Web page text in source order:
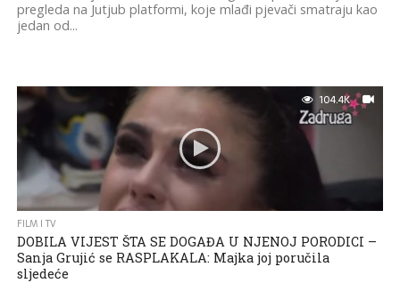
pregleda na Jutjub platformi, koje mlađi pjevači smatraju kao
jedan od...
104.4K
FILM I TV
DOBILA VIJEST ŠTA SE DOGAĐA U NJENOJ PORODICI –
Sanja Grujić se RASPLAKALA: Majka joj poručila
sljedeće